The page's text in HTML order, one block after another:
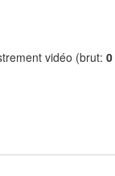
vidéo (brut:0